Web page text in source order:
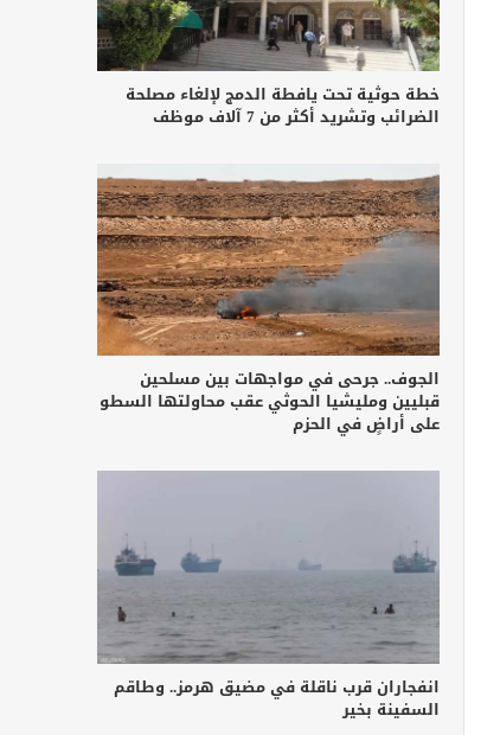
خطة حوثية تحت يافطة الدمج لإلغاء مصلحة
الضرائب وتشريد أكثر من 7 آلاف موظف
الجوف.. جرحى في مواجهات بين مسلحين
قبليين ومليشيا الحوثي عقب محاولتها السطو
على أراضٍ في الحزم
انفجاران قرب ناقلة في مضيق هرمز.. وطاقم
السفينة بخير